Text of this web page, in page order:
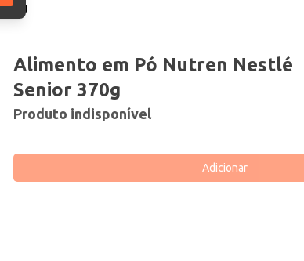
370g
Alimento em Pó Nutren Nestlé
Senior 370g
Produto indisponível
Adicionar